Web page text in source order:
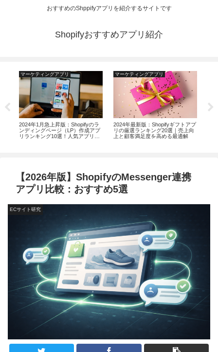
おすすめのShppifyアプリを紹介するサイトです
Shopifyおすすめアプリ紹介
マーケティングアプリ
2024年1月急上昇版：Shopifyのラ
ンディングページ（LP）作成アプ
リランキング10選！人気アプリの
マーケティングアプリ
2024年最新版：Shopifyギフトアプ
リの厳選ランキング20選｜売上向
上と顧客満足度を高める最適解
【2026年版】ShopifyのMessenger連携
アプリ比較：おすすめ5選
ECサイト研究